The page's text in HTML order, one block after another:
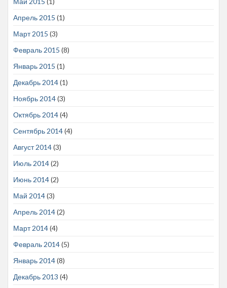
Апрель 2015 (1)
Март 2015 (3)
Февраль 2015 (8)
Январь 2015 (1)
Декабрь 2014(1)
Ноябрь 2014(3)
Октябрь 2014(4)
Сентябрь 2014(4)
Август 2014(3)
Июль 2014(2)
Июнь 2014(2)
Май 2014(3)
Апрель 2014(2)
Март 2014(4)
Февраль 2014(5)
Январь 2014(8)
Декабрь 2013 (4)